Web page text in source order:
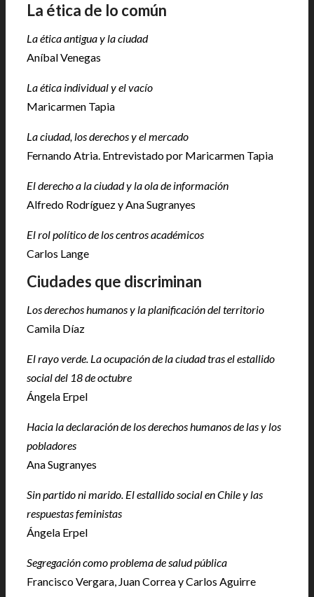
La ética de lo común
La ética antigua y la ciudad
Aníbal Venegas
La ética individual y el vacío
Maricarmen Tapia
La ciudad, los derechos y el mercado
Fernando Atria. Entrevistado por Maricarmen Tapia
El derecho a la ciudad y la ola de información
Alfredo Rodríguez y Ana Sugranyes
El rol político de los centros académicos
Carlos Lange
Ciudades que discriminan
Los derechos humanos y la planificación del territorio
Camila Díaz
El rayo verde. La ocupación de la ciudad tras el estallido
social del 18 de octubre
Ángela Erpel
Hacia la declaración de los derechos humanos de las y los
pobladores
Ana Sugranyes
Sin partido ni marido. El estallido social en Chile y las
respuestas feministas
Ángela Erpel
Segregación como problema de salud pública
Francisco Vergara, Juan Correa y Carlos Aguirre